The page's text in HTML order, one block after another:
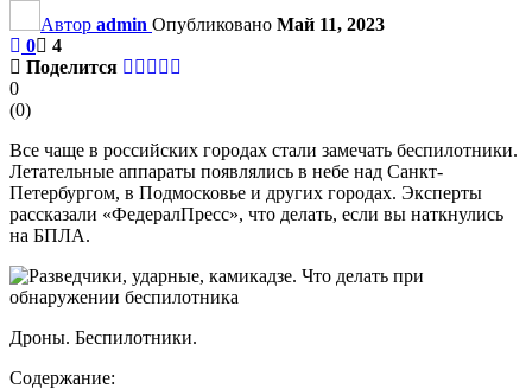
Автор admin Опубликовано Май 11, 2023
0
4
Поделится
0
(0)
Все чаще в российских городах стали замечать беспилотники.
Летательные аппараты появлялись в небе над Санкт-
Петербургом, в Подмосковье и других городах. Эксперты
рассказали «ФедералПресс», что делать, если вы наткнулись
на БПЛА.
Дроны. Беспилотники.
Содержание: